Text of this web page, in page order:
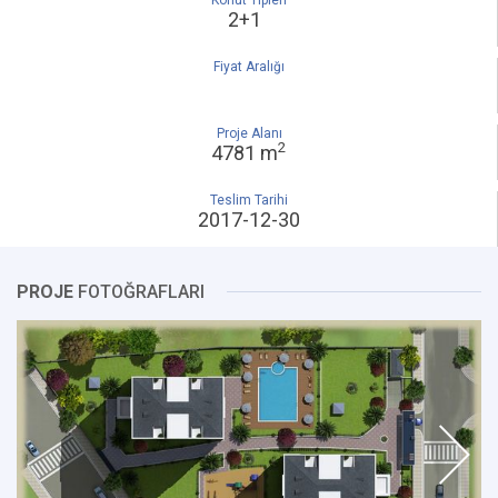
2+1
Fiyat Aralığı
Proje Alanı
4781 m2
Teslim Tarihi
2017-12-30
PROJE FOTOĞRAFLARI